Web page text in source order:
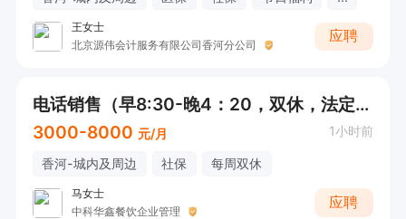
王女士
北京源伟会计服务有限公司香河分公司
应聘
电话销售（早8:30-晚4：20，双休，法定假日休）直接打电话说应聘香河电销
3000-8000 元/月 1小时前
香河-城内及周边 社保 每周双休
马女士
中科华鑫餐饮企业管理
应聘